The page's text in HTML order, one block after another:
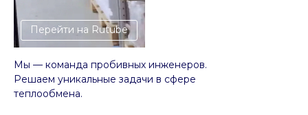
Мы — команда пробивных инженеров.
Решаем уникальные задачи в сфере
теплообмена.
Перейти на Rutube